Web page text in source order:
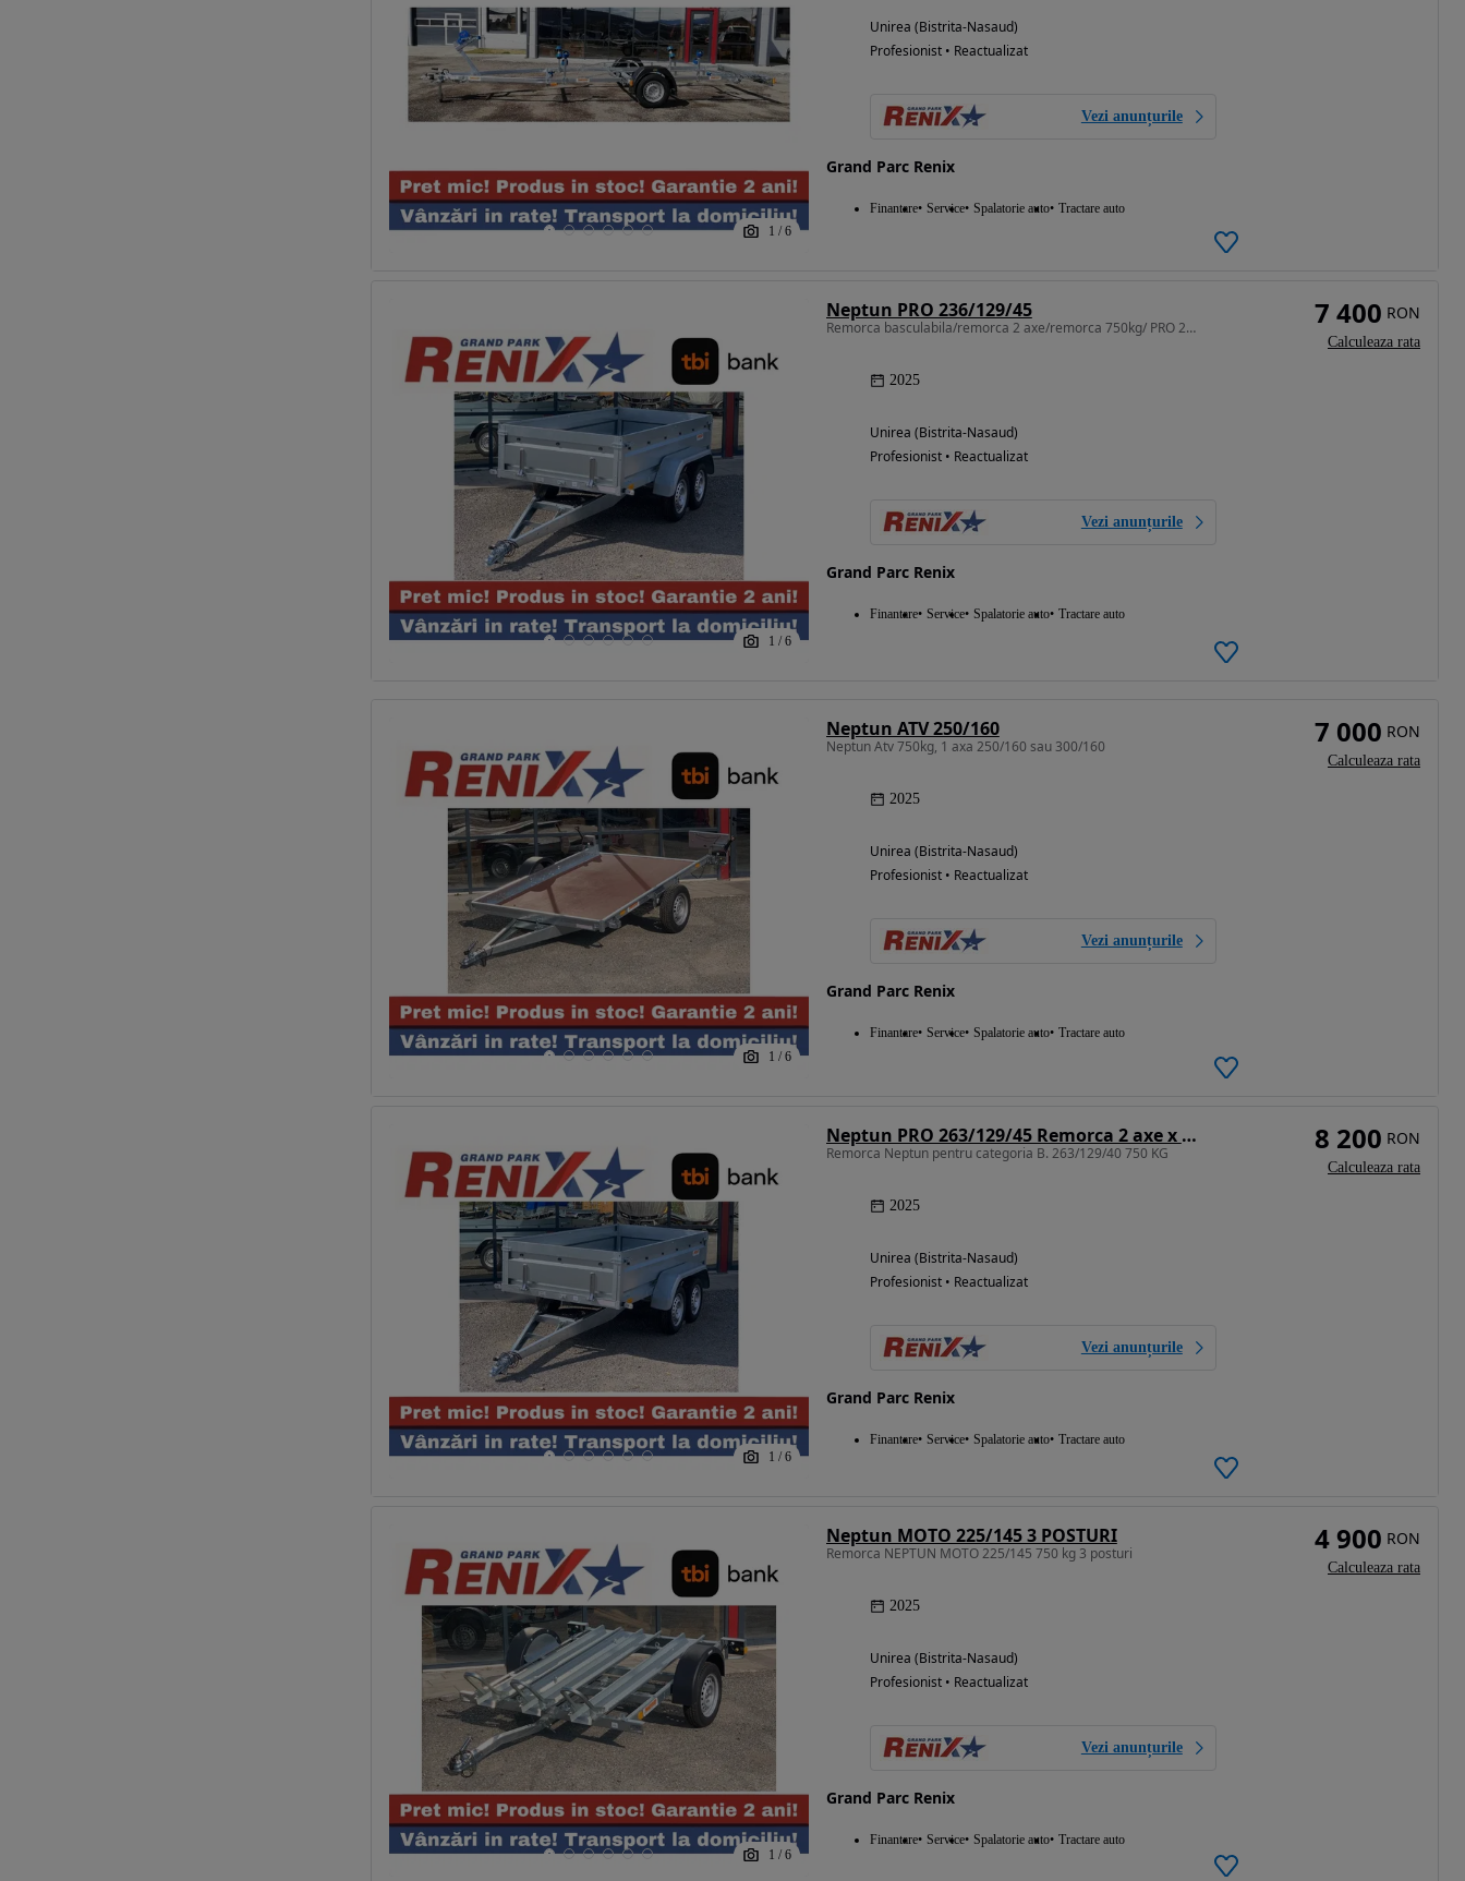
1 / 6
Unirea (Bistrita-Nasaud)
Profesionist • Reactualizat
Vezi anunțurile
Grand Parc Renix
Finantare Service Spalatorie auto Tractare auto
1 / 6
Neptun PRO 236/129/45
Remorca basculabila/remorca 2 axe/remorca 750kg/ PRO 236/129/45
2025
Unirea (Bistrita-Nasaud)
Profesionist • Reactualizat
Vezi anunțurile
Grand Parc Renix
Finantare Service Spalatorie auto Tractare auto
7 400 RON
Calculeaza rata
1 / 6
Neptun ATV 250/160
Neptun Atv 750kg, 1 axa 250/160 sau 300/160
2025
Unirea (Bistrita-Nasaud)
Profesionist • Reactualizat
Vezi anunțurile
Grand Parc Renix
Finantare Service Spalatorie auto Tractare auto
7 000 RON
Calculeaza rata
1 / 6
Neptun PRO 263/129/45 Remorca 2 axe x 750kg
Remorca Neptun pentru categoria B. 263/129/40 750 KG
2025
Unirea (Bistrita-Nasaud)
Profesionist • Reactualizat
Vezi anunțurile
Grand Parc Renix
Finantare Service Spalatorie auto Tractare auto
8 200 RON
Calculeaza rata
1 / 6
Neptun MOTO 225/145 3 POSTURI
Remorca NEPTUN MOTO 225/145 750 kg 3 posturi
2025
Unirea (Bistrita-Nasaud)
Profesionist • Reactualizat
Vezi anunțurile
Grand Parc Renix
Finantare Service Spalatorie auto Tractare auto
4 900 RON
Calculeaza rata